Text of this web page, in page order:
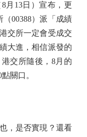
月13日）宣布，更
00388）派「成績
交所一定會受成交
大進，相信派發的
交所隨後，8月的
關口。
，是否實現？還看